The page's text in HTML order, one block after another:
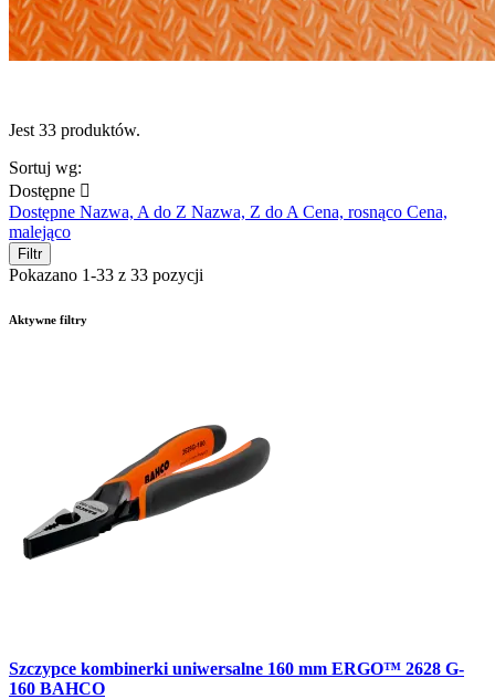
Jest 33 produktów.
Sortuj wg:
Dostępne 
Dostępne Nazwa, A do Z Nazwa, Z do ACena, rosnąco Cena,
malejąco
Filtr
Pokazano 1-33 z 33 pozycji
Aktywne filtry
Szczypce kombinerki uniwersalne 160 mm ERGO™ 2628 G-
160 BAHCO